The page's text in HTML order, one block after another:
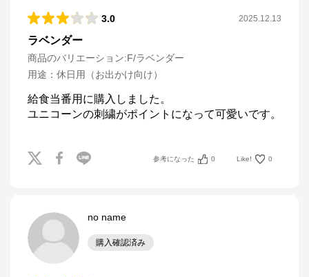
3.0 2025.12.13
ラベンダー
商品のバリエーション:F/ラベンダー
用途 ： 休日用（お出かけ向け）
給食当番用に購入しました。
ユニコーンの刺繍がポイントになって可愛いです。
参考になった 0 Like! 0
no name
購入確認済み